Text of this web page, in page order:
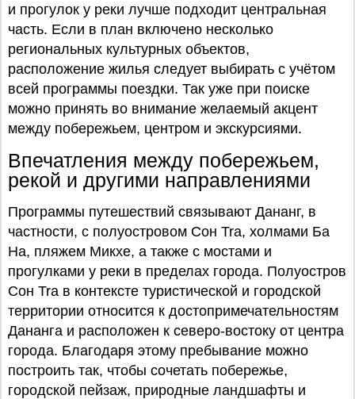
и прогулок у реки лучше подходит центральная
часть. Если в план включено несколько
региональных культурных объектов,
расположение жилья следует выбирать с учётом
всей программы поездки. Так уже при поиске
можно принять во внимание желаемый акцент
между побережьем, центром и экскурсиями.
Впечатления между побережьем,
рекой и другими направлениями
Программы путешествий связывают Дананг, в
частности, с полуостровом Сон Tra, холмами Ба
На, пляжем Микхе, а также с мостами и
прогулками у реки в пределах города. Полуостров
Сон Tra в контексте туристической и городской
территории относится к достопримечательностям
Дананга и расположен к северо-востоку от центра
города. Благодаря этому пребывание можно
построить так, чтобы сочетать побережье,
городской пейзаж, природные ландшафты и